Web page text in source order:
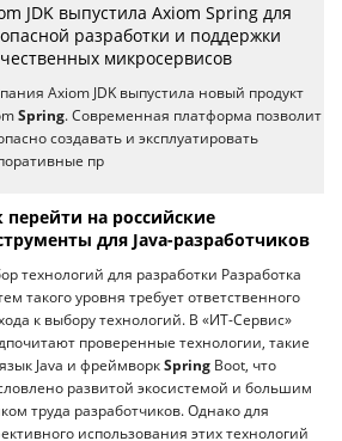
JDK выпустила Axiom Spring для
разработки и поддержки
микросервисов
Axiom JDK выпустила новый продукт
Spring. Современная платформа позволит
создавать и эксплуатировать
пр
перейти на российские
для Java-разработчиков
технологий для разработки Разработка
такого уровня требует ответственного
к выбору технологий. В «ИТ-Сервис»
проверенные технологии, такие
Java и фреймворк Spring Boot, что
развитой экосистемой и большим
труда разработчиков. Однако для
использования этих технологий